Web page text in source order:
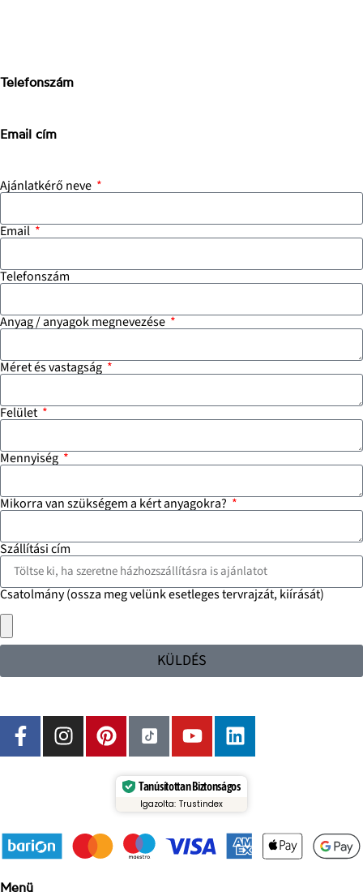
Telefonszám
Email cím
Ajánlatkérő neve
Email
Telefonszám
Anyag / anyagok megnevezése
Méret és vastagság
Felület
Mennyiség
Mikorra van szükségem a kért anyagokra?
Szállítási cím
Csatolmány (ossza meg velünk esetleges tervrajzát, kiírását)
KÜLDÉS
Tanúsítottan Biztonságos
Igazolta: Trustindex
Menü